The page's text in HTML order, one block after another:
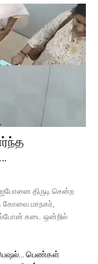
திருடி சென்ற
கோவை மாநகர்,
கடை ஒன்றில்
பெண்கள்